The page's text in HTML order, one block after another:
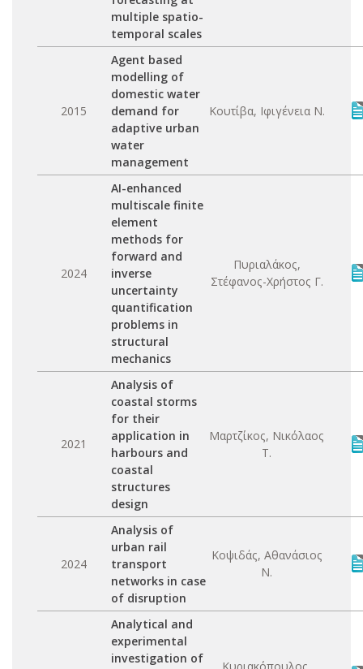
multiple spatio-
temporal scales
2015
Agent based
modelling of
domestic water
demand for
adaptive urban
water
management
Κουτίβα, Ιφιγένεια Ν.
2024
AI-enhanced
multiscale finite
element
methods for
forward and
inverse
uncertainty
quantification
problems in
structural
mechanics
Πυριαλάκος,
Στέφανος-Χρήστος Γ.
2021
Analysis of
coastal storms
for their
application in
harbours and
coastal
structures
design
Μαρτζίκος, Νικόλαος
Τ.
2024
Analysis of
urban rail
transport
networks in case
of disruption
Κοψιδάς, Αθανάσιος
Ν.
Analytical and
experimental
investigation of